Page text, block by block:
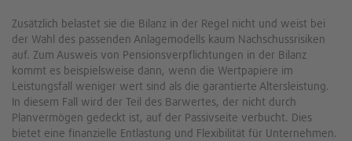
Zusätzlich belastet sie die Bilanz in der Regel nicht und weist bei
der Wahl des passenden Anlagemodells kaum Nachschussrisiken
auf. Zum Ausweis von Pensionsverpflichtungen in der Bilanz
kommt es beispielsweise dann, wenn die Wertpapiere im
Leistungsfall weniger wert sind als die garantierte Altersleistung.
In diesem Fall wird der Teil des Barwertes, der nicht durch
Planvermögen gedeckt ist, auf der Passivseite verbucht. Dies
bietet eine finanzielle Entlastung und Flexibilität für Unternehmen.